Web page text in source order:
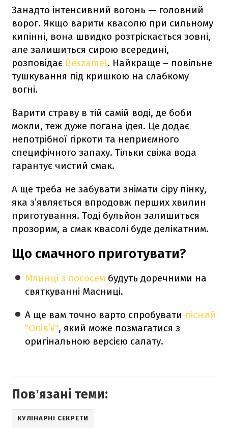
Занадто інтенсивний вогонь — головний
ворог. Якщо варити квасолю при сильному
кипінні, вона швидко розтріскається зовні,
але залишиться сирою всередині,
розповідає Beszamel. Найкраще – повільне
тушкування під кришкою на слабкому
вогні.
Варити страву в тій самій воді, де боби
мокли, теж дуже погана ідея. Це додає
непотрібної гіркоти та неприємного
специфічного запаху. Тільки свіжа вода
гарантує чистий смак.
А ще треба не забувати знімати сіру пінку,
яка зʼявляється впродовж перших хвилин
приготування. Тоді бульйон залишиться
прозорим, а смак квасолі буде делікатним.
Що смачного приготувати?
Млинці з лососем будуть доречними на
святкуванні Масниці.
А ще вам точно варто спробувати пісний
"Олівʼє", який може позмагатися з
оригінальною версією салату.
Повʼязані теми:
КУЛІНАРНІ СЕКРЕТИ